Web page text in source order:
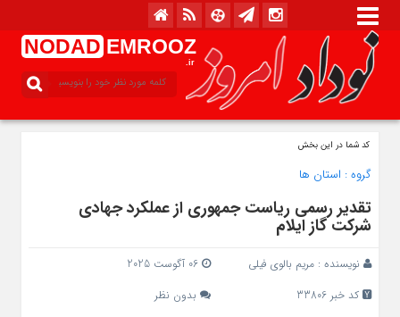
NODAD EMROOZ
.ir
کد شما در این بخش
گروه : استان ها
تقدیر رسمی ریاست جمهوری از عملکرد جهادی
شرکت گاز ایلام
نویسنده : مریم بالوی فیلی
06 آگوست 2025
کد خبر 33806
بدون نظر